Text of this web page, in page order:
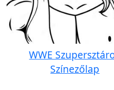
WWE
Színezőlap